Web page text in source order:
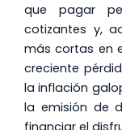
que pagar
cotizantes y,
más cortas en
creciente
la inflación
la emisión de